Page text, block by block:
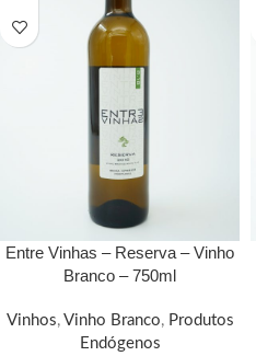
Entre Vinhas – Reserva – Vinho
Branco – 750ml
Vinhos, Vinho Branco, Produtos
Endógenos